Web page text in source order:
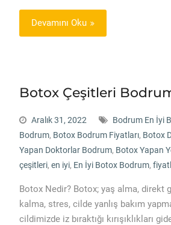
Devamını Oku
Botox Çeşitleri
Aralık 31, 2022 Bodrum En İyi
Bodrum, Botox Bodrum Fiyatları, Botox
Yapan Doktorlar Bodrum, Botox Yapan
çeşitleri, en iyi, En İyi Botox Bodrum,
Botox Nedir? Botox; yaş alma, direkt
kalma, stres, cilde yanlış bakım
cildimizde iz bıraktığı kırışıklıkları